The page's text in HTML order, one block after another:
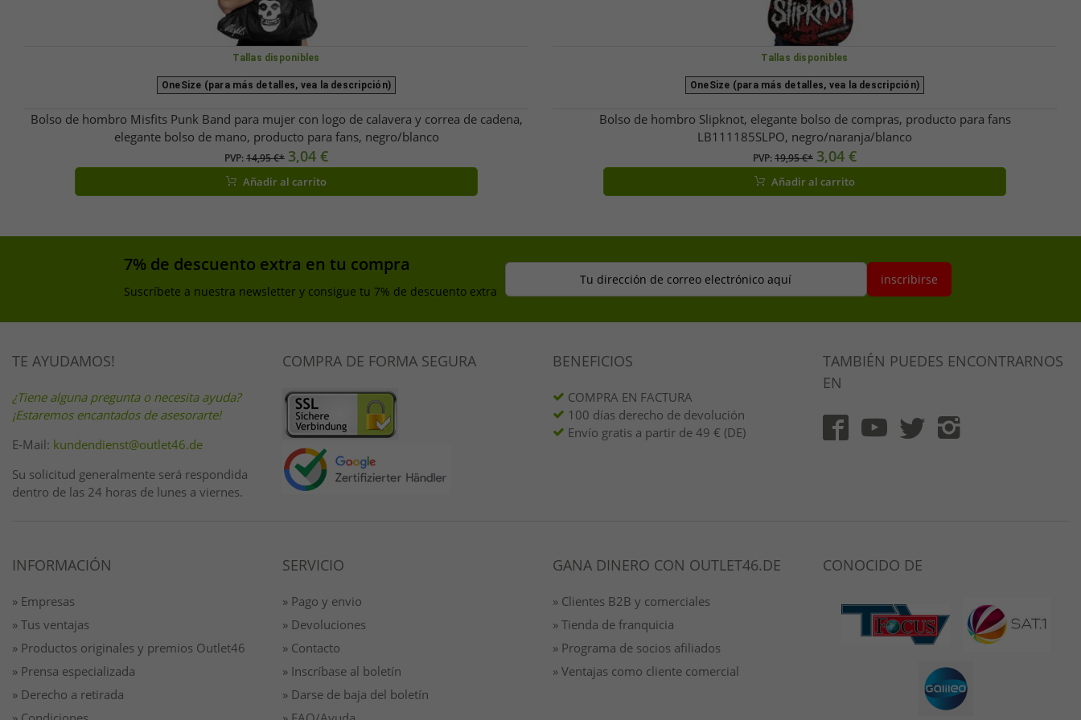
Tallas disponibles
OneSize (para más detalles, vea la descripción)
Bolso de hombro Misfits Punk Band para mujer con logo de calavera y correa de cadena,
elegante bolso de mano, producto para fans, negro/blanco
PVP:14,95 €* 3,04 €
Añadir al carrito
Tallas disponibles
OneSize (para más detalles, vea la descripción)
Bolso de hombro Slipknot, elegante bolso de compras, producto para fans
LB111185SLPO, negro/naranja/blanco
PVP:19,95 €* 3,04 €
Añadir al carrito
7% de descuento extra en tu compra
Suscríbete a nuestra newsletter y consigue tu 7% de descuento extra
Tu dirección de correo electrónico aquí inscribirse
TE AYUDAMOS!
¿Tiene alguna pregunta o necesita ayuda?
¡Estaremos encantados de asesorarte!
E-Mail: kundendienst@outlet46.de
Su solicitud generalmente será respondida
dentro de las 24 horas de lunes a viernes.
COMPRA DE FORMA SEGURA BENEFICIOS
COMPRA EN FACTURA
100 días derecho de devolución
Envío gratis a partir de 49 € (DE)
TAMBIÉN PUEDES ENCONTRARNOS
EN
INFORMACIÓN
» Empresas
» Tus ventajas
» Productos originales y premios Outlet46
» Prensa especializada
» Derecho a retirada
SERVICIO
» Pago y envio
» Devoluciones
» Contacto
» Inscríbase al boletín
» Darse de baja del boletín
GANA DINERO CON OUTLET46.DE
» Clientes B2B y comerciales
» Tienda de franquicia
» Programa de socios afiliados
» Ventajas como cliente comercial
CONOCIDO DE